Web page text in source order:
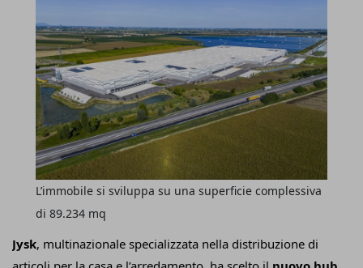
Jysk, multinazionale specializzata nella distribuzione di
L’immobile si sviluppa su una superficie complessiva
di 89.234 mq